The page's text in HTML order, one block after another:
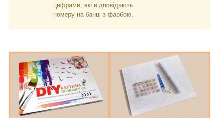
цифрами, які відповідають
номеру на банці з фарбою.